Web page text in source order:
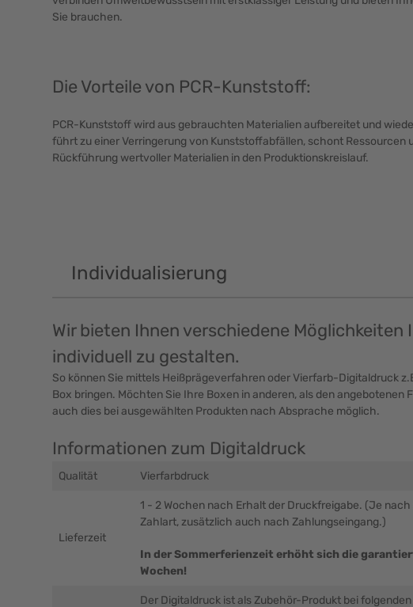
Sie brauchen.
Die Vorteile von PCR-Kunststoff:
PCR-Kunststoff wird aus gebrauchten Materialien aufbereitet und
führt zu einer Verringerung von Kunststoffabfällen, schont Ressourcen
Rückführung wertvoller Materialien in den Produktionskreislauf.
Individualisierung
Wir bieten Ihnen verschiedene Möglichkeiten
individuell zu gestalten.
So können Sie mittels Heißprägeverfahren oder Vierfarb-Digitaldruck
Box bringen. Möchten Sie Ihre Boxen in anderen, als den angebotenen
auch dies bei ausgewählten Produkten nach Absprache möglich.
Informationen zum Digitaldruck
Qualität Vierfarbdruck
Lieferzeit
1 - 2 Wochen nach Erhalt der Druckfreigabe. (Je
Zahlart, zusätzlich auch nach Zahlungseingang.)
In der Sommerferienzeit erhöht sich die
Wochen!
Der Digitaldruck ist als Zubehör-Produkt bei